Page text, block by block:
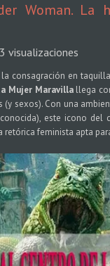
Woman. La
visualizaciones
consagración en
Mujer Maravillallega
sexos). Con una
este icono
retórica feminista apta